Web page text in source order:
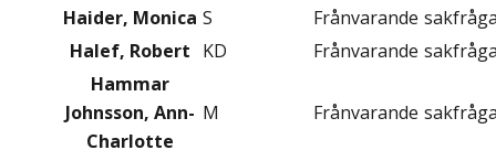
Haider, Monica S Frånvarande
Halef, Robert KD Frånvarande
Hammar
Johnsson, Ann-
Charlotte
M Frånvarande